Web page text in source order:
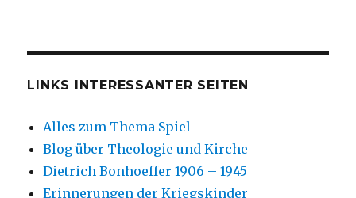
LINKS INTERESSANTER SEITEN
Alles zum Thema Spiel
Blog über Theologie und Kirche
Dietrich Bonhoeffer 1906 – 1945
Erinnerungen der Kriegskinder